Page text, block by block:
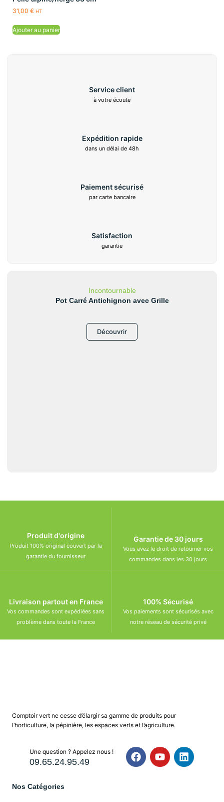
Service client
à votre écoute
Expédition rapide
dans un délai de 48h
Paiement sécurisé
par carte bancaire
Satisfaction
garantie
Incontournable
Pot Carré Antichignon avec Grille
Découvrir
31,00 € HT
Ajouter au panier
Produit d'origine
Produit 100% original couvert par la
garantie du fournisseur
Garantie de 30 jours
Vous avez le droit de retourner vos
commandes dans les 30 jours
Livraison partout en France
Vos commandes sont expédiées sans
problème dans toute la France
100% Sécurisé
Vos paiements sont sécurisés avec
notre réseau de sécurité privé
Comptoir vert ne cesse d’élargir sa gamme de produits pour
l’horticulture, la pépinière, les espaces verts et l’agriculture.
Une question ? Appelez nous !
09.65.24.95.49
Nos Catégories